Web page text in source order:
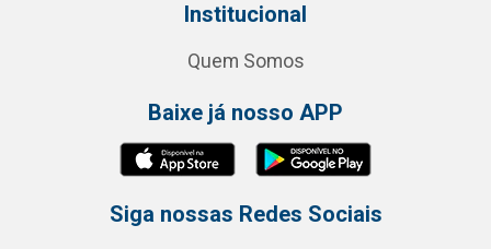
Institucional
Quem Somos
Baixe já nosso APP
Siga nossas Redes Sociais